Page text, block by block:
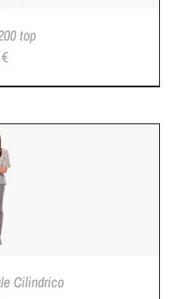
top
€
Cilindrico